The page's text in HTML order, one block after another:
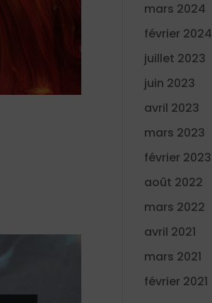
mars 2024
février 2024
juillet 2023
juin 2023
avril 2023
mars 2023
février 2023
août 2022
mars 2022
avril 2021
mars 2021
février 2021